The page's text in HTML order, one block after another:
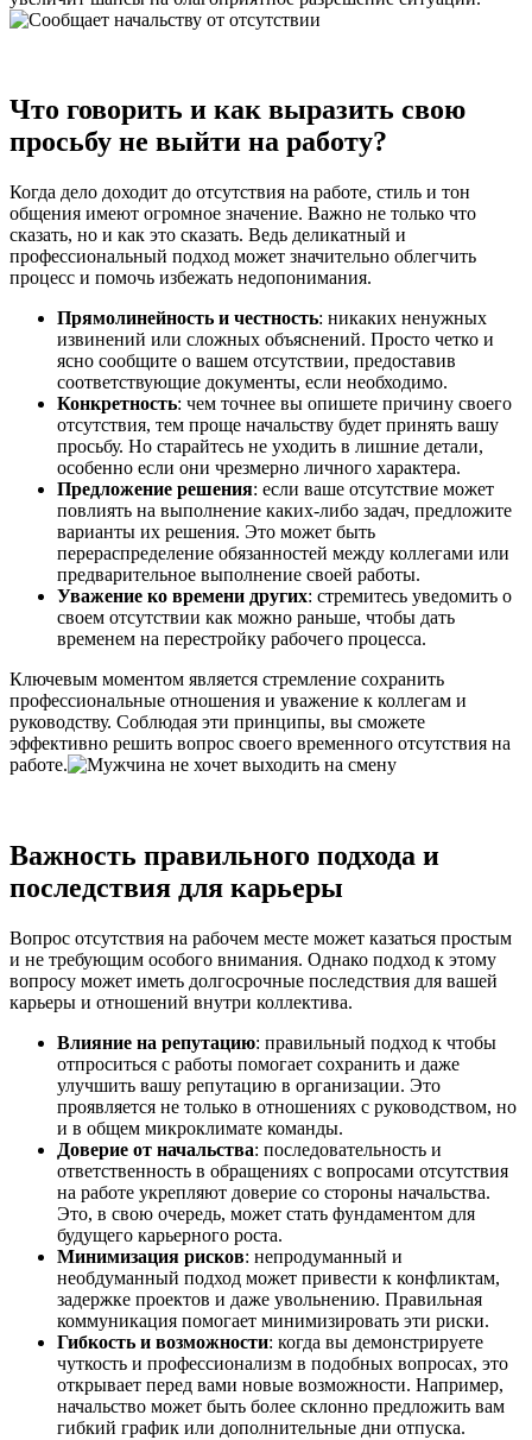
Что говорить и как выразить свою
просьбу не выйти на работу?
Когда дело доходит до отсутствия на работе, стиль и тон
общения имеют огромное значение. Важно не только что
сказать, но и как это сказать. Ведь деликатный и
профессиональный подход может значительно облегчить
процесс и помочь избежать недопонимания.
Прямолинейность и честность: никаких ненужных
извинений или сложных объяснений. Просто четко и
ясно сообщите о вашем отсутствии, предоставив
соответствующие документы, если необходимо.
Конкретность: чем точнее вы опишете причину своего
отсутствия, тем проще начальству будет принять вашу
просьбу. Но старайтесь не уходить в лишние детали,
особенно если они чрезмерно личного характера.
Предложение решения: если ваше отсутствие может
повлиять на выполнение каких-либо задач, предложите
варианты их решения. Это может быть
перераспределение обязанностей между коллегами или
предварительное выполнение своей работы.
Уважение ко времени других: стремитесь уведомить о
своем отсутствии как можно раньше, чтобы дать
временем на перестройку рабочего процесса.
Ключевым моментом является стремление сохранить
профессиональные отношения и уважение к коллегам и
руководству. Соблюдая эти принципы, вы сможете
эффективно решить вопрос своего временного отсутствия на
работе.
Важность правильного подхода и
последствия для карьеры
Вопрос отсутствия на рабочем месте может казаться простым
и не требующим особого внимания. Однако подход к этому
вопросу может иметь долгосрочные последствия для вашей
карьеры и отношений внутри коллектива.
Влияние на репутацию: правильный подход к чтобы
отпроситься с работы помогает сохранить и даже
улучшить вашу репутацию в организации. Это
проявляется не только в отношениях с руководством, но
и в общем микроклимате команды.
Доверие от начальства: последовательность и
ответственность в обращениях с вопросами отсутствия
на работе укрепляют доверие со стороны начальства.
Это, в свою очередь, может стать фундаментом для
будущего карьерного роста.
Минимизация рисков: непродуманный и
необдуманный подход может привести к конфликтам,
задержке проектов и даже увольнению. Правильная
коммуникация помогает минимизировать эти риски.
Гибкость и возможности: когда вы демонстрируете
чуткость и профессионализм в подобных вопросах, это
открывает перед вами новые возможности. Например,
начальство может быть более склонно предложить вам
гибкий график или дополнительные дни отпуска.